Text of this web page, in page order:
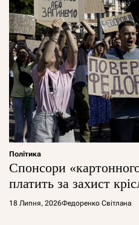
Політика
Спонсори
платить за захист
18 Липня, 2026Федоренко Світлана